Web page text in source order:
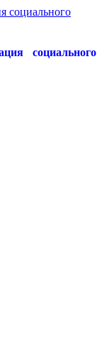
социального